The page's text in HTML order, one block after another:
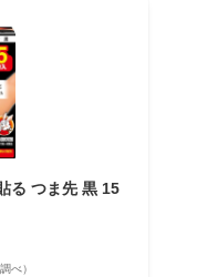
る つま先 黒 15
べ）